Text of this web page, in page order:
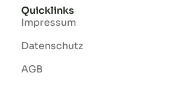
Quicklinks
Impressum
Datenschutz
AGB